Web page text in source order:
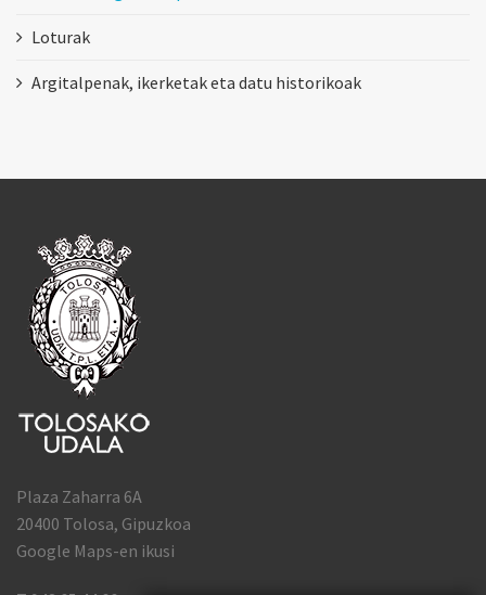
Loturak
Argitalpenak, ikerketak eta datu historikoak
Plaza Zaharra 6A
20400 Tolosa, Gipuzkoa
Google Maps-en ikusi